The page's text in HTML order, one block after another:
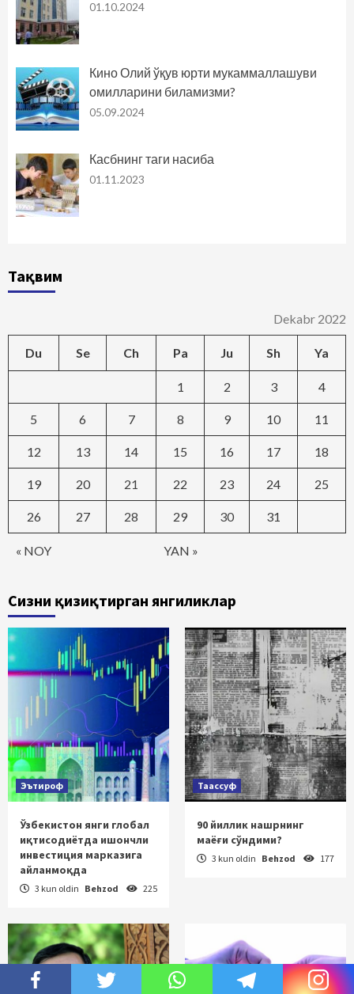
01.10.2024
Кино Олий ўқув юрти мукаммаллашуви
омилларини биламизми?
05.09.2024
Касбнинг таги насиба
01.11.2023
Тақвим
Dekabr 2022
Du Se Ch Pa Ju Sh Ya
« NOY YAN »
1 2 3 4
5 6 7 8 9 10 11
12 13 14 15 16 17 18
19 20 21 22 23 24 25
26 27 28 29 30 31
Сизни қизиқтирган янгиликлар
Эътироф
Ўзбекистон янги глобал
иқтисодиётда ишончли
инвестиция марказига
айланмоқда
3 kun oldin Behzod 225
Таассуф
90 йиллик нашрнинг
маёғи сўндими?
3 kun oldin Behzod 177